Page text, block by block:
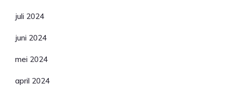
juli 2024
juni 2024
mei 2024
april 2024